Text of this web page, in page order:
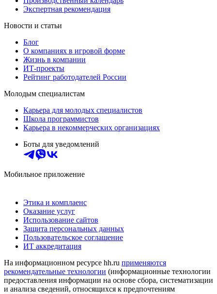
Экспертная рекомендация
Новости и статьи
Блог
О компаниях в игровой форме
Жизнь в компании
ИТ-проекты
Рейтинг работодателей России
Молодым специалистам
Карьера для молодых специалистов
Школа программистов
Карьера в некоммерческих организациях
Боты для уведомлений
Мобильное приложение
Этика и комплаенс
Оказание услуг
Использование сайтов
Защита персональных данных
Пользовательское соглашение
ИТ аккредитация
На информационном ресурсе hh.ru применяются
рекомендательные технологии (информационные технологии
предоставления информации на основе сбора, систематизации
и анализа сведений, относящихся к предпочтениям